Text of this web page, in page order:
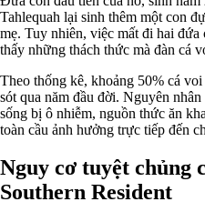
Tahlequah lại sinh thêm một con
mẹ. Tuy nhiên, việc mất đi hai
thấy những thách thức mà đàn cá
Theo thống kê, khoảng 50% cá
sót qua năm đầu đời. Nguyên
sống bị ô nhiễm, nguồn thức ăn
toàn cầu ảnh hưởng trực tiếp đến
Nguy cơ tuyệt chủng
Southern Resident